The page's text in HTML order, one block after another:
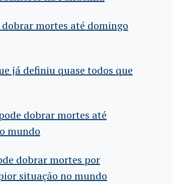
mortes até domingo
já definiu quase todos que
dobrar mortes até
mundo
dobrar mortes por
situação no mundo